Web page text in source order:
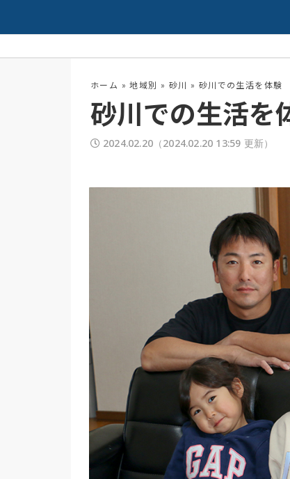
ホーム »地域別 » 砂川 » 砂川での生活を体験
砂川での生活
2024.02.20 （2024.02.20 13:59 更新）